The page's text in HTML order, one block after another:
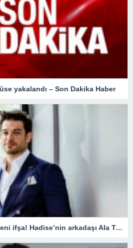
yakalandı – Son Dakika Haber
Mehmet Dinçerler’den yeni ifşa! Hadise’nin arkadaşı Ala Tokel’e yürüdü…